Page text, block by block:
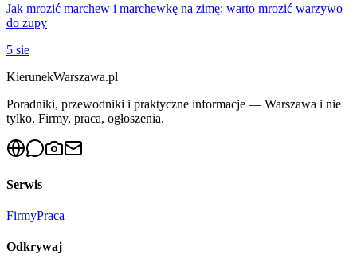
Jak mrozić marchew i marchewkę na zimę: warto mrozić warzywo
do zupy
5 sie
KierunekWarszawa.pl
Poradniki, przewodniki i praktyczne informacje — Warszawa i nie
tylko. Firmy, praca, ogłoszenia.
Serwis
FirmyPraca
Odkrywaj